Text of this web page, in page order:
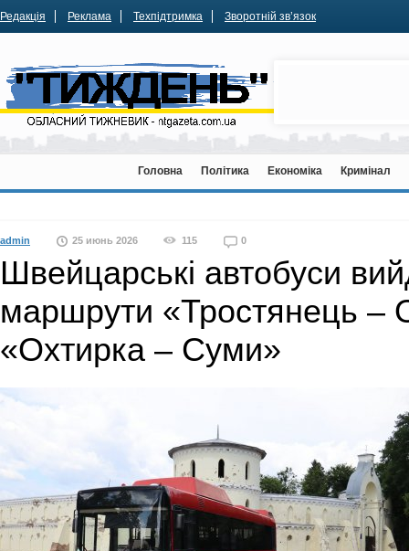
Редакція Реклама Техпідтримка Зворотній зв’язок
Головна Політика Економіка Кримінал
admin 25 июнь 2026 115 0
Швейцарські автобуси
маршрути «Тростянець –
«Охтирка – Суми»